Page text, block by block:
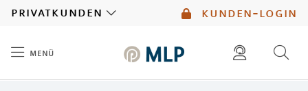
kunden-login
privatkunden
menü